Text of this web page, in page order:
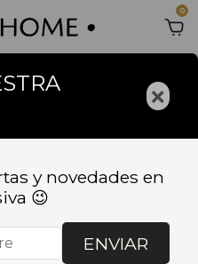
0
. Tazas
Filtrar
×
y novedades en
😉
ENVIAR